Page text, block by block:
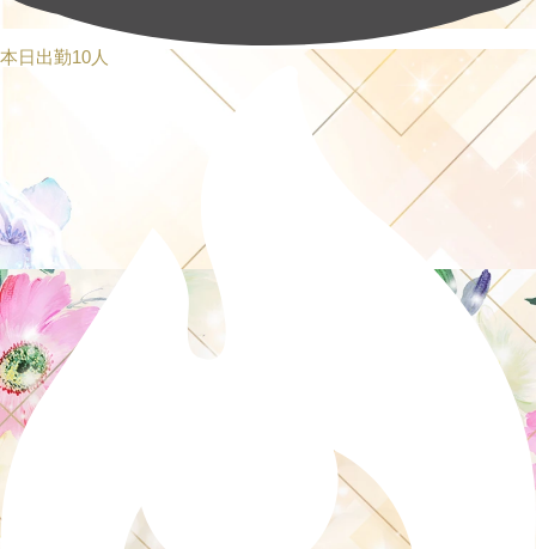
本日出勤10人